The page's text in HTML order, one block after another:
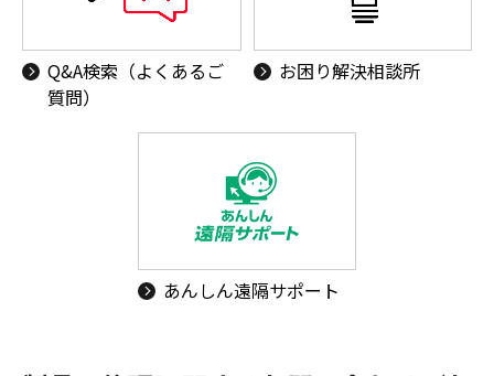
Q&A検索（よくあるご
質問）
お困り解決相談所
あんしん遠隔サポート